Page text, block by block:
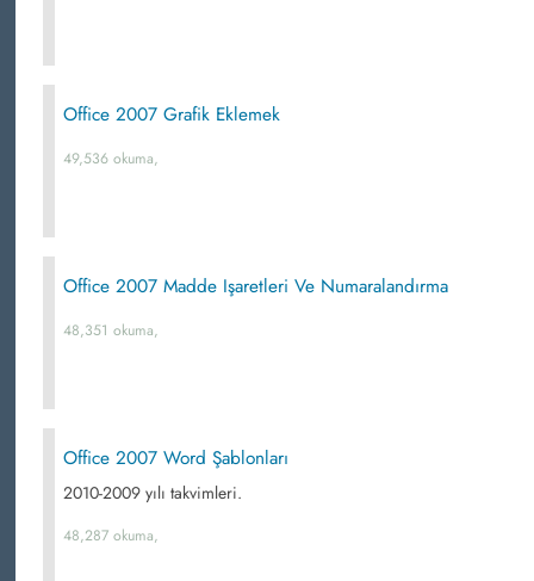
Office 2007 Grafik Eklemek
49,536 okuma,
Office 2007 Madde Işaretleri Ve Numaralandırma
48,351 okuma,
Office 2007 Word Şablonları
2010-2009 yılı takvimleri.
48,287 okuma,